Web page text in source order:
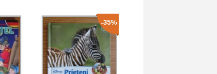
Lei
Daniel Defoe - Robinson Crusoe-35%